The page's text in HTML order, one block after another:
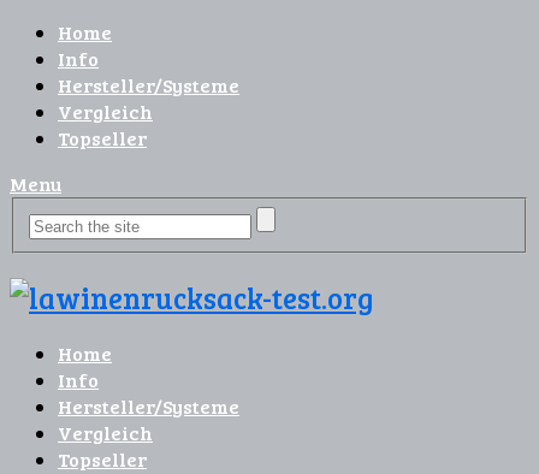
Home
Info
Hersteller/Systeme
Vergleich
Topseller
Menu
Home
Info
Hersteller/Systeme
Vergleich
Topseller